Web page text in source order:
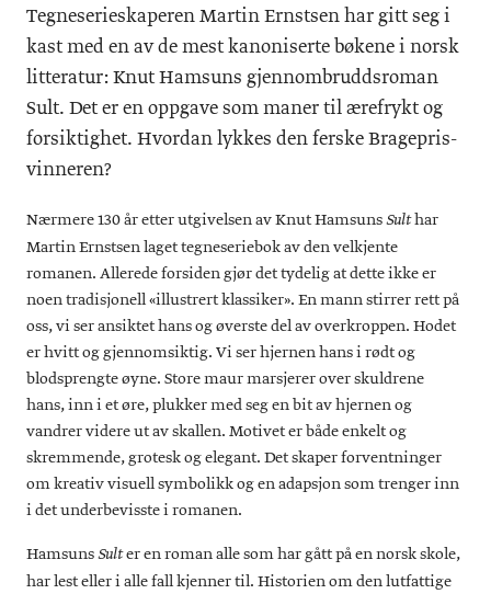
Tegneserieskaperen Martin Ernstsen har gitt seg i
kast med en av de mest kanoniserte bøkene i norsk
litteratur: Knut Hamsuns gjennombruddsroman
Sult. Det er en oppgave som maner til ærefrykt og
forsiktighet. Hvordan lykkes den ferske Bragepris-
vinneren?
Nærmere 130 år etter utgivelsen av Knut HamsunsSulthar
Martin Ernstsen laget tegneseriebok av den velkjente
romanen. Allerede forsiden gjør det tydelig at dette ikke er
noen tradisjonell «illustrert klassiker». En mann stirrer rett på
oss, vi ser ansiktet hans og øverste del av overkroppen. Hodet
er hvitt og gjennomsiktig. Vi ser hjernen hans i rødt og
blodsprengte øyne. Store maur marsjerer over skuldrene
hans, inn i et øre, plukker med seg en bit av hjernen og
vandrer videre ut av skallen. Motivet er både enkelt og
skremmende, grotesk og elegant. Det skaper forventninger
om kreativ visuell symbolikk og en adapsjon som trenger inn
i det underbevisste i romanen.
HamsunsSulter en roman alle som har gått på en norsk skole,
har lest eller i alle fall kjenner til. Historien om den lutfattige